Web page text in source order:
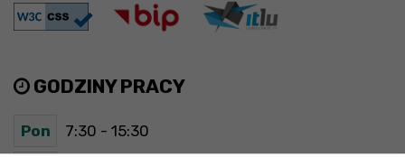
GODZINY PRACY
Pon 7:30 - 15:30